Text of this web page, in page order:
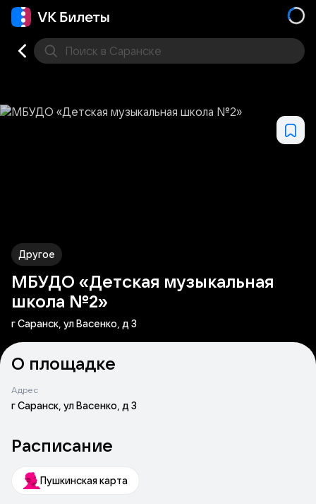
Поиск в Саранске
Другое
МБУДО «Детская музыкальная
школа №2»
г Саранск, ул Васенко, д 3
О площадке
Адрес
г Саранск, ул Васенко, д 3
Расписание
Пушкинская карта